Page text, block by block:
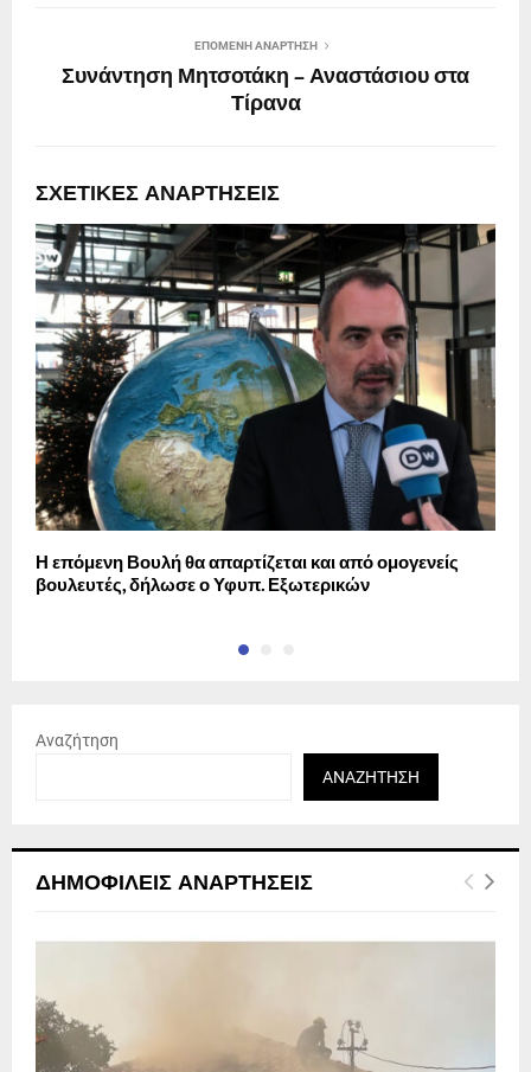
ΕΠΌΜΕΝΗ ΑΝΆΡΤΗΣΗ
Συνάντηση Μητσοτάκη – Αναστάσιου στα
Τίρανα
ΣΧΕΤΙΚΈΣ ΑΝΑΡΤΉΣΕΙΣ
Η επόμενη Βουλή θα απαρτίζεται και από ομογενείς
βουλευτές, δήλωσε ο Υφυπ. Εξωτερικών
Αναζήτηση
ΑΝΑΖΉΤΗΣΗ
ΔΗΜΟΦΙΛΕΊΣ ΑΝΑΡΤΉΣΕΙΣ